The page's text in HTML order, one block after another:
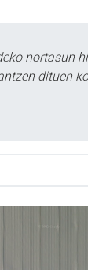
nortasun
dituen